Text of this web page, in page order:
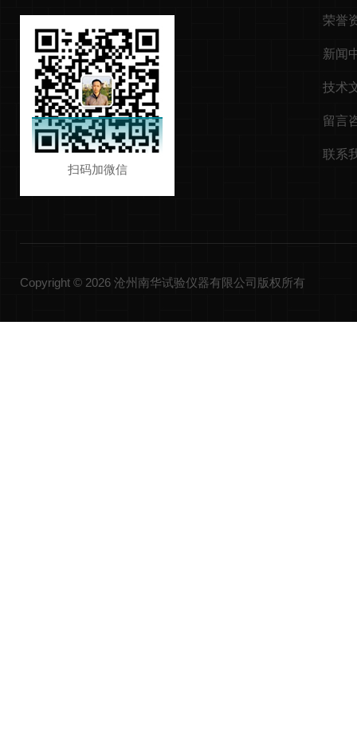
扫码加微信
荣誉
新闻
技术
留言
联系
Copyright © 2026 沧州南华试验仪器有限公司版权所有